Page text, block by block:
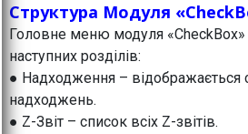
Структура Модуля
Головне меню модуля «CheckBox»
наступних розділів:
● Надходження – відображається
надходжень.
● Z-Звіт – список всіх Z-звітів.